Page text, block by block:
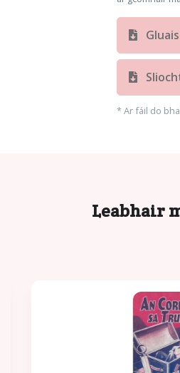
* Ar fáil do
Leabhair